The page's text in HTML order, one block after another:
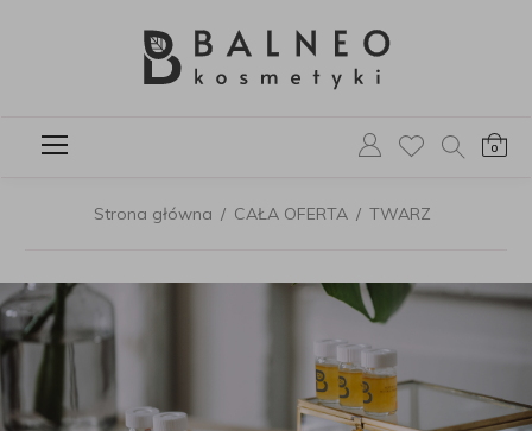
0
Strona główna / CAŁA OFERTA / TWARZ